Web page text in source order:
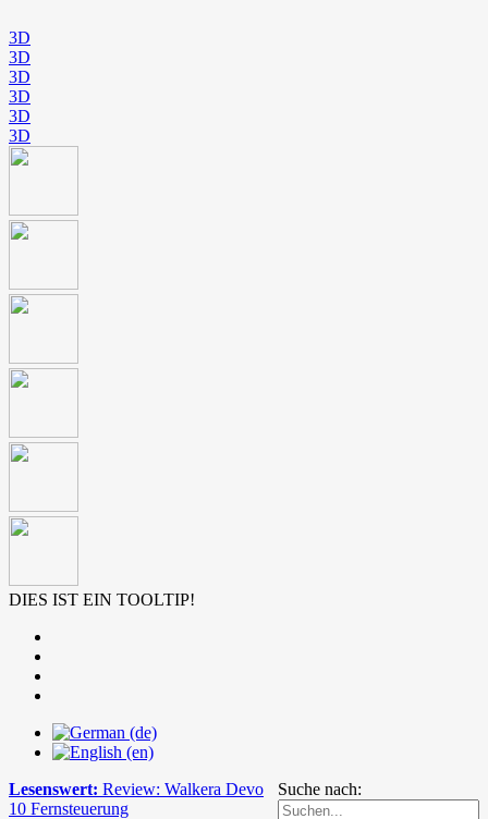
3D
3D
3D
3D
3D
3D
DIES IST EIN TOOLTIP!
Suche nach:
Lesenswert: Review: Walkera Devo
10 Fernsteuerung